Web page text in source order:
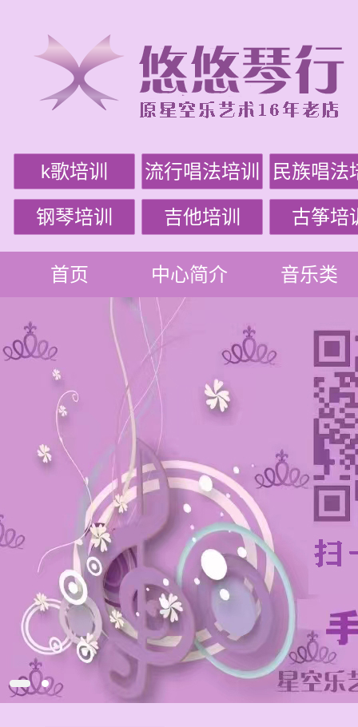
k歌培训 流行唱法培训 民族唱法
钢琴培训 吉他培训 古筝培
首页 中心简介 音乐类